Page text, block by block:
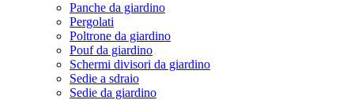
Panche da giardino
Pergolati
Poltrone da giardino
Pouf da giardino
Schermi divisori da giardino
Sedie a sdraio
Sedie da giardino